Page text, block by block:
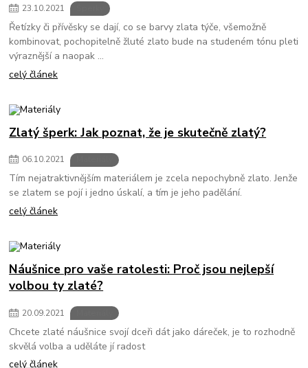
23.10.2021
Řetízky či přívěsky se dají, co se barvy zlata týče, všemožně
kombinovat, pochopitelně žluté zlato bude na studeném tónu pleti
výraznější a naopak ...
celý článek
Zlatý šperk: Jak poznat, že je skutečně zlatý?
06.10.2021
Tím nejatraktivnějším materiálem je zcela nepochybně zlato. Jenže
se zlatem se pojí i jedno úskalí, a tím je jeho padělání.
celý článek
Náušnice pro vaše ratolesti: Proč jsou nejlepší
volbou ty zlaté?
20.09.2021
Chcete zlaté náušnice svojí dceři dát jako dáreček, je to rozhodně
skvělá volba a uděláte jí radost
celý článek